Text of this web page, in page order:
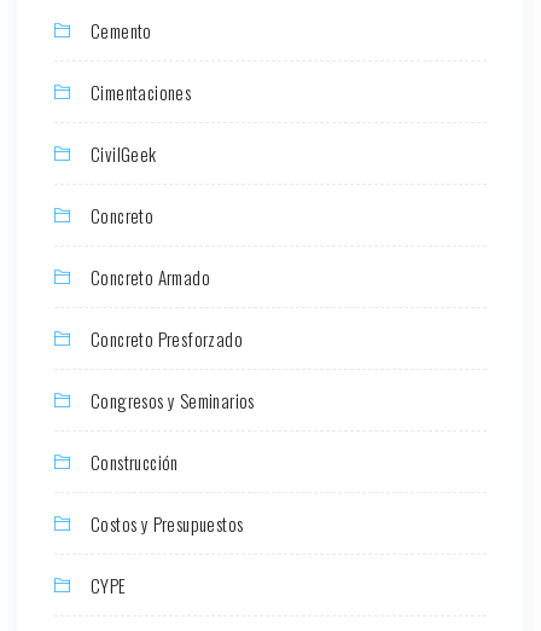
Cemento
Cimentaciones
CivilGeek
Concreto
Concreto Armado
Concreto Presforzado
Congresos y Seminarios
Construcción
Costos y Presupuestos
CYPE